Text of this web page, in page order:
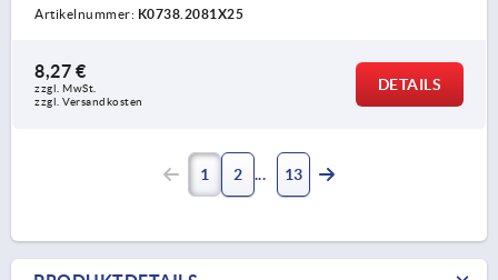
Artikelnummer: K0738.2081X25
8,27 €
zzgl. MwSt.
zzgl. Versandkosten
DETAILS
1 2 13